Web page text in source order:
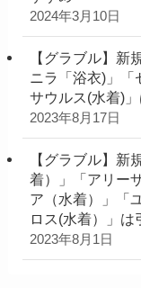
2024年3月10日
【グラブル】新
ニラ「浴衣)」「
サウルス(水着)
2023年8月17日
【グラブル】新
着）」「アリー
ア（水着）」「
ロス(水着）」は
2023年8月1日